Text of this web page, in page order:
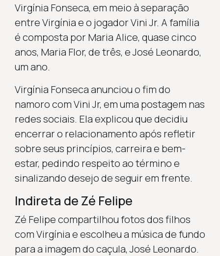
Virgínia Fonseca, em meio à separação
entre Virgínia e o jogador Vini Jr. A família
é composta por Maria Alice, quase cinco
anos, Maria Flor, de três, e José Leonardo,
um ano.
Virgínia Fonseca anunciou o fim do
namoro com Vini Jr, em uma postagem nas
redes sociais. Ela explicou que decidiu
encerrar o relacionamento após refletir
sobre seus princípios, carreira e bem-
estar, pedindo respeito ao término e
sinalizando desejo de seguir em frente.
Indireta de Zé Felipe
Zé Felipe compartilhou fotos dos filhos
com Virgínia e escolheu a música de fundo
para a imagem do caçula, José Leonardo.